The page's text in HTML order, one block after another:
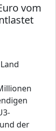
vom
der